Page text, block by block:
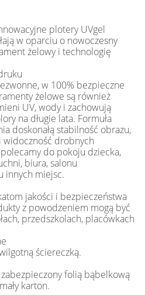
plotery UVgel
w oparciu o nowoczesny
żelowy i technologię
w 100% bezpieczne
żelowe są również
UV, wody i zachowują
na długie lata. Formuła
doskonałą stabilność obrazu,
widoczność drobnych
do pokoju dziecka,
biura, salonu
innych miejsc.
jakości i bezpieczeństwa
z powodzeniem mogą być
przedszkolach, placówkach
ściereczką.
folią bąbelkową
karton.